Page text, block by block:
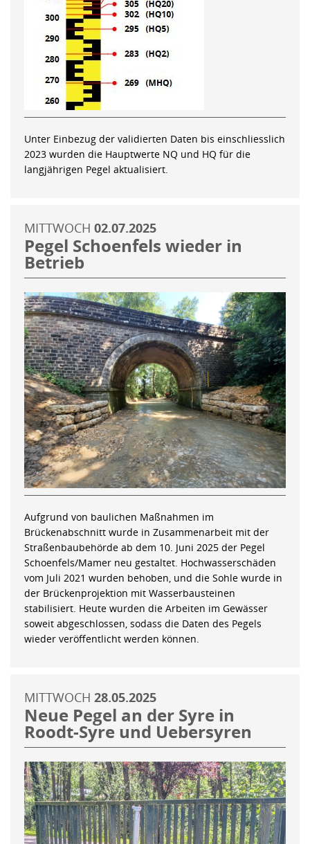
Unter Einbezug der validierten Daten bis einschliesslich
2023 wurden die Hauptwerte NQ und HQ für die
langjährigen Pegel aktualisiert.
MITTWOCH 02.07.2025
Pegel Schoenfels wieder in
Betrieb
Aufgrund von baulichen Maßnahmen im
Brückenabschnitt wurde in Zusammenarbeit mit der
Straßenbaubehörde ab dem 10. Juni 2025 der Pegel
Schoenfels/Mamer neu gestaltet. Hochwasserschäden
vom Juli 2021 wurden behoben, und die Sohle wurde in
der Brückenprojektion mit Wasserbausteinen
stabilisiert. Heute wurden die Arbeiten im Gewässer
soweit abgeschlossen, sodass die Daten des Pegels
wieder veröffentlicht werden können.
MITTWOCH 28.05.2025
Neue Pegel an der Syre in
Roodt-Syre und Uebersyren